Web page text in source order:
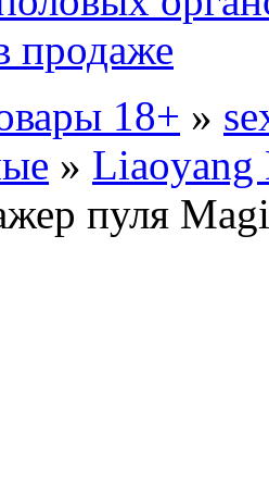
продаже
18+ »
» Liaoyang
пуля